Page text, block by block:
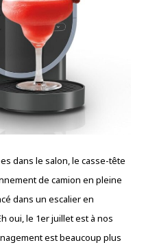
dans le salon, le casse-tête
de camion en pleine
dans un escalier en
oui, le 1er juillet est à nos
est beaucoup plus